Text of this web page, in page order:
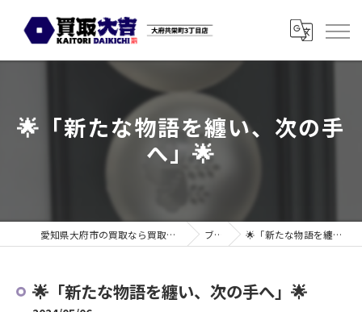
🌟「新たな物語を纏い、次の手
へ」🌟
愛知県大府市の買取なら買取大吉 大府共栄町3丁目店 ブログ 🌟「新たな物語を纏い、次の手へ」🌟
🌟「新たな物語を纏い、次の手へ」🌟